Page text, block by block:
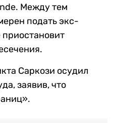
Между тем
подать экс-
Саркози осудил
заявив, что